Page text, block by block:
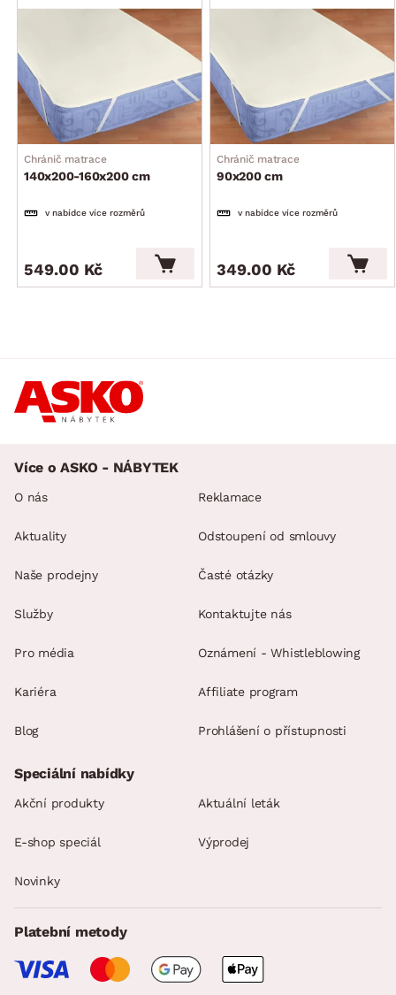
Chránič matrace
140x200-160x200 cm
v nabídce více rozměrů
549.00 Kč
Chránič matrace
90x200 cm
v nabídce více rozměrů
349.00 Kč
Více o ASKO - NÁBYTEK
O nás
Aktuality
Naše prodejny
Služby
Pro média
Kariéra
Blog
Reklamace
Odstoupení od smlouvy
Časté otázky
Kontaktujte nás
Oznámení - Whistleblowing
Affiliate program
Prohlášení o přístupnosti
Speciální nabídky
Akční produkty Aktuální leták
E-shop speciál Výprodej
Novinky
Platební metody